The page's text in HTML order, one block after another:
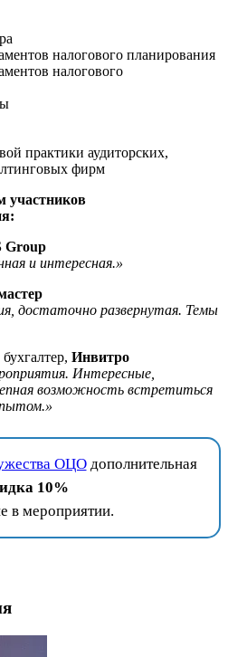
налогового планирования
налогового
практики аудиторских,
фирм
участников
Group
и интересная.»
достаточно развернутая. Темы
Инвитро
Интересные,
возможность встретиться
ОЦОдополнительная
10%
в мероприятии.